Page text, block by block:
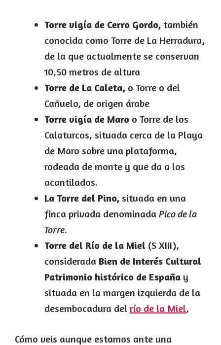
Torre vigía de Cerro Gordo, también
conocida como Torre de La Herradura,
de la que actualmente se conservan
10,50 metros de altura
Torre de La Caleta, o Torre o del
Cañuelo, de origen árabe
Torre vigía de Maro o Torre de los
Calaturcos, situada cerca de la Playa
de Maro sobre una plataforma,
rodeada de monte y que da a los
acantilados.
La Torre del Pino, situada en una
finca privada denominada Pico de la
Torre.
Torre del Río de la Miel (S XIII),
considerada Bien de Interés Cultural
Patrimonio histórico de España y
situada en la margen izquierda de la
desembocadura del río de la Miel,
Cómo veis aunque estamos ante una